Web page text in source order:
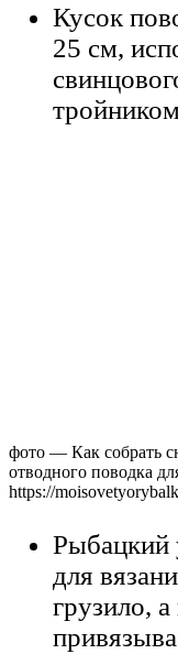
Кусок
25 см,
фото — Как собрать
отводного поводка
https://
Рыбацкий
для
грузило,